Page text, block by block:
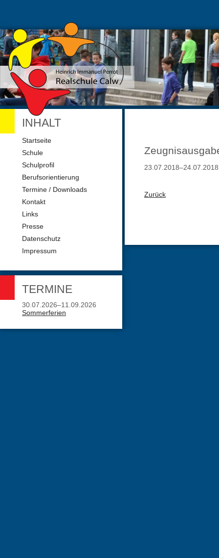
23.07.2018–24.07.2018
Zurück
INHALT
Navigation
Startseite
Schule
Schulprofil
Berufsorientierung
Termine / Downloads
Kontakt
Links
Presse
Datenschutz
Impressum
TERMINE
30.07.2026–11.09.2026
Sommerferien